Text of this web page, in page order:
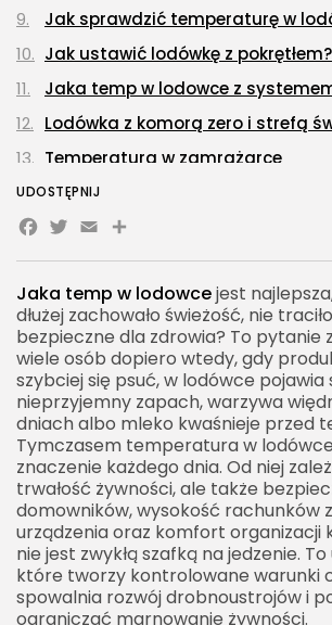
Jaka temp w lodowcejest
dłużej zachowało świeżość, nie
bezpieczne dla zdrowia? To pytanie
wiele osób dopiero wtedy, gdy
szybciej się psuć, w lodówce pojawia
nieprzyjemny zapach, warzywa
dniach albo mleko kwaśnieje przed
Tymczasem temperatura w
znaczenie każdego dnia. Od niej
trwałość żywności, ale także
domowników, wysokość rachunków
urządzenia oraz komfort organizacji
nie jest zwykłą szafką na jedzenie.
które tworzy kontrolowane warunki
spowalnia rozwój drobnoustrojów i
ograniczać marnowanie żywności.
Jak sprawdzić temperaturę w
Jak ustawić lodówkę z pokrętłem?
Jaka temp w lodowce z
Lodówka z komorą zero i strefą
Temperatura w zamrażarce
Co się dzieje, gdy w lodówce jest
Co się dzieje, gdy w lodówce jest
Najczęstsze błędy przy
Jak układać produkty w lodówce?
Wpływ temperatury otoczenia na
Temperatura w lodówce a
Jak dbać o stabilną temperaturę
Uszczelka drzwi a temperatura w
Szron, lód i skropliny w lodówce
Czyszczenie lodówki a
Jak długo lodówka odzyskuje
otwarciu?
Przechowywanie produktów po
UDOSTĘPNIJ
Facebook
Twitter
EmailShare